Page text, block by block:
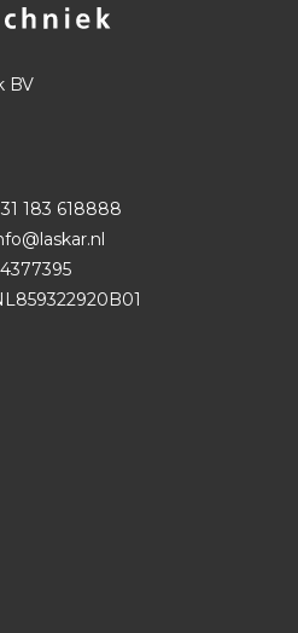
BV
183 618888